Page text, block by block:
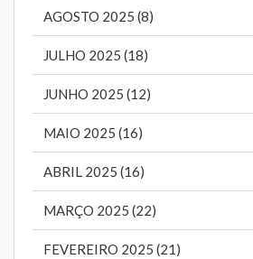
AGOSTO 2025 (8)
JULHO 2025 (18)
JUNHO 2025 (12)
MAIO 2025 (16)
ABRIL 2025 (16)
MARÇO 2025 (22)
FEVEREIRO 2025 (21)